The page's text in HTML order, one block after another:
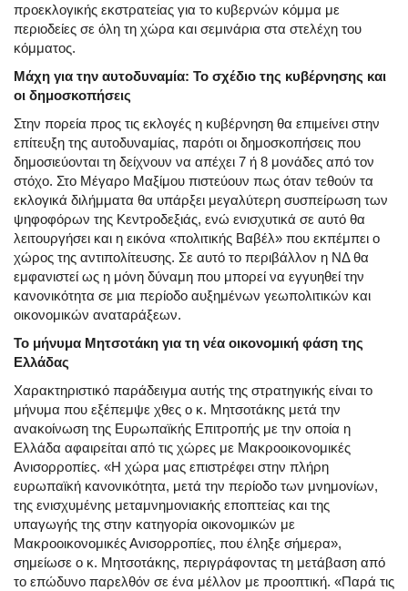
προεκλογικής εκστρατείας για το κυβερνών κόμμα με
περιοδείες σε όλη τη χώρα και σεμινάρια στα στελέχη του
κόμματος.
Μάχη για την αυτοδυναμία: Το σχέδιο της κυβέρνησης και
οι δημοσκοπήσεις
Στην πορεία προς τις εκλογές η κυβέρνηση θα επιμείνει στην
επίτευξη της αυτοδυναμίας, παρότι οι δημοσκοπήσεις που
δημοσιεύονται τη δείχνουν να απέχει 7 ή 8 μονάδες από τον
στόχο. Στο Μέγαρο Μαξίμου πιστεύουν πως όταν τεθούν τα
εκλογικά διλήμματα θα υπάρξει μεγαλύτερη συσπείρωση των
ψηφοφόρων της Κεντροδεξιάς, ενώ ενισχυτικά σε αυτό θα
λειτουργήσει και η εικόνα «πολιτικής Βαβέλ» που εκπέμπει ο
χώρος της αντιπολίτευσης. Σε αυτό το περιβάλλον η ΝΔ θα
εμφανιστεί ως η μόνη δύναμη που μπορεί να εγγυηθεί την
κανονικότητα σε μια περίοδο αυξημένων γεωπολιτικών και
οικονομικών αναταράξεων.
Το μήνυμα Μητσοτάκη για τη νέα οικονομική φάση της
Ελλάδας
Χαρακτηριστικό παράδειγμα αυτής της στρατηγικής είναι το
μήνυμα που εξέπεμψε χθες ο κ. Μητσοτάκης μετά την
ανακοίνωση της Ευρωπαϊκής Επιτροπής με την οποία η
Ελλάδα αφαιρείται από τις χώρες με Μακροοικονομικές
Ανισορροπίες. «Η χώρα μας επιστρέφει στην πλήρη
ευρωπαϊκή κανονικότητα, μετά την περίοδο των μνημονίων,
της ενισχυμένης μεταμνημονιακής εποπτείας και της
υπαγωγής της στην κατηγορία οικονομικών με
Μακροοικονομικές Ανισορροπίες, που έληξε σήμερα»,
σημείωσε ο κ. Μητσοτάκης, περιγράφοντας τη μετάβαση από
το επώδυνο παρελθόν σε ένα μέλλον με προοπτική. «Παρά τις